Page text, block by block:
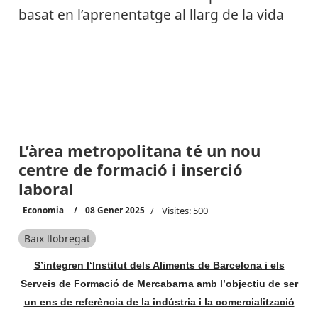
L’àrea metropolitana té un nou
centre de formació i inserció
laboral
Economia 08 Gener 2025 Visites: 500
Baix llobregat
S’integren l‘Institut dels Aliments de Barcelona i els
Serveis de Formació de Mercabarna amb l’objectiu de ser
un ens de referència de la indústria i la comercialització